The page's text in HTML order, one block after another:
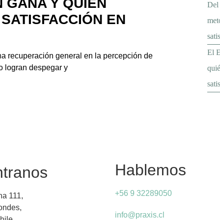
GANA Y QUIÉN
EN
recuperación general en la percepción de
logran despegar y
Del
El
111,
Hablemos
+56 9 32289050
info@praxis.cl